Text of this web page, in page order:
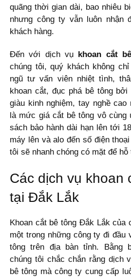
quãng thời gian dài, bao nhiêu
nhưng công ty vẫn luôn nhận
khách hàng.
Đến với dịch vụ khoan cắt
chúng tôi, quý khách không
ngũ tư vấn viên nhiệt tình,
khoan cắt, đục phá bê tông
giàu kinh nghiệm, tay nghề
là mức giá cắt bê tông vô cùng
sách bảo hành dài hạn lên tới
máy lên và alo đến số điện
tôi sẽ nhanh chóng có mặt để hỗ
Các dịch vụ khoan
tại Đắk Lắk
Khoan cắt bê tông Đắk Lắk của
một trong những công ty đi đầu
tông trên địa bàn tỉnh. Bằng
chúng tôi chắc chắn rằng dịch
bê tông mà công ty cung cấp